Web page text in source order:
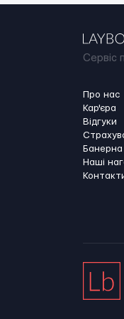
Сервіс
Про нас
Кар'єра
Відгуки
Наші